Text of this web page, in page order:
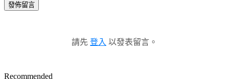
發佈留言
請先 登入 以發表留言。
Recommended